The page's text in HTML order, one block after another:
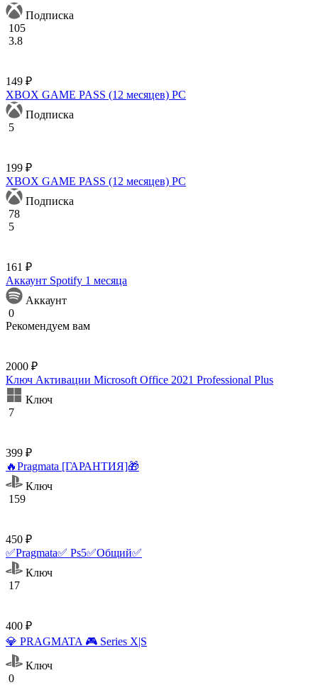
Подписка
105
3.8
149 ₽
XBOX GAME PASS (12 месяцев) PC
Подписка
5
199 ₽
XBOX GAME PASS (12 месяцев) PC
Подписка
78
5
161 ₽
Аккаунт Spotify 1 месяца
Аккаунт
0
Рекомендуем вам
2000 ₽
Ключ Активации Microsoft Office 2021 Professional Plus
Ключ
7
399 ₽
🔥Pragmata [ГАРАНТИЯ]🎁
Ключ
159
450 ₽
✅Pragmata✅ Ps5✅Общий✅
Ключ
17
400 ₽
💎 PRAGMATA 🎮 Series X|S
Ключ
0